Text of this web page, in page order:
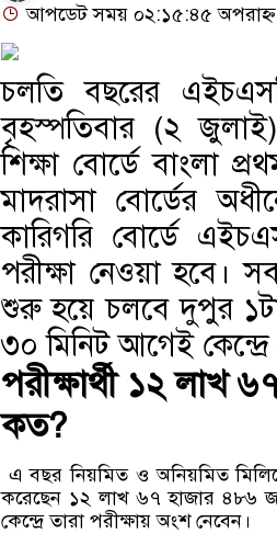
আপডেট সময় ০২:১৫:৪৫
চলতি বছরের
বৃহস্পতিবার (২
শিক্ষা বোর্ডে বাংলা
মাদরাসা বোর্ডের
কারিগরি বোর্ডে
পরীক্ষা নেওয়া হবে।
শুরু হয়ে চলবে দুপুর ১টা
৩০ মিনিট আগেই
পরীক্ষার্থী ১২ লাখ
কত?
এ বছর নিয়মিত ও অনিয়মিত
করেছেন ১২ লাখ ৬৭ হাজার ৪৮৬ জন
কেন্দ্রে তারা পরীক্ষায় অংশ নেবেন।